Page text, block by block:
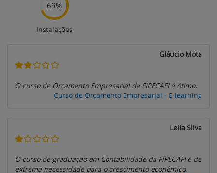
69%
Instalações
Gláucio Mota
O curso de Orçamento Empresarial da FIPECAFI é ótimo.
Curso de Orçamento Empresarial - E-learning
Leila Silva
O curso de graduação em Contabilidade da FIPECAFI é de
extrema necessidade para o crescimento econômico.